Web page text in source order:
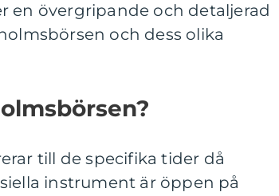
en övergripande och detaljerad
och dess olika
till de specifika tider då
instrument är öppen på